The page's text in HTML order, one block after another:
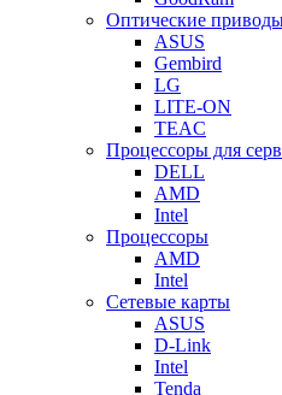
Оптические
ASUS
Gembird
LG
LITE-ON
TEAC
Процессоры для
DELL
AMD
Intel
Процессоры
AMD
Intel
Сетевые карты
ASUS
D-Link
Intel
Tenda